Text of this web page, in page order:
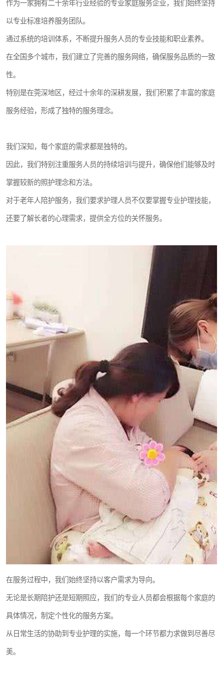
作为一家拥有二十余年行业经验的专业家庭服务企业，我们始终坚持
以专业标准培养服务团队。
通过系统的培训体系，不断提升服务人员的专业技能和职业素养。
在全国多个城市，我们建立了完善的服务网络，确保服务品质的一致
性。
特别是在莞深地区，经过十余年的深耕发展，我们积累了丰富的家庭
服务经验，形成了独特的服务理念。
我们深知，每个家庭的需求都是独特的。
因此，我们特别注重服务人员的持续培训与提升，确保他们能够及时
掌握较新的照护理念和方法。
对于老年人陪护服务，我们要求护理人员不仅要掌握专业护理技能，
还要了解长者的心理需求，提供全方位的关怀服务。
在服务过程中，我们始终坚持以客户需求为导向。
无论是长期陪护还是短期照应，我们的专业人员都会根据每个家庭的
具体情况，制定个性化的服务方案。
从日常生活的协助到专业护理的实施，每一个环节都力求做到尽善尽
美。